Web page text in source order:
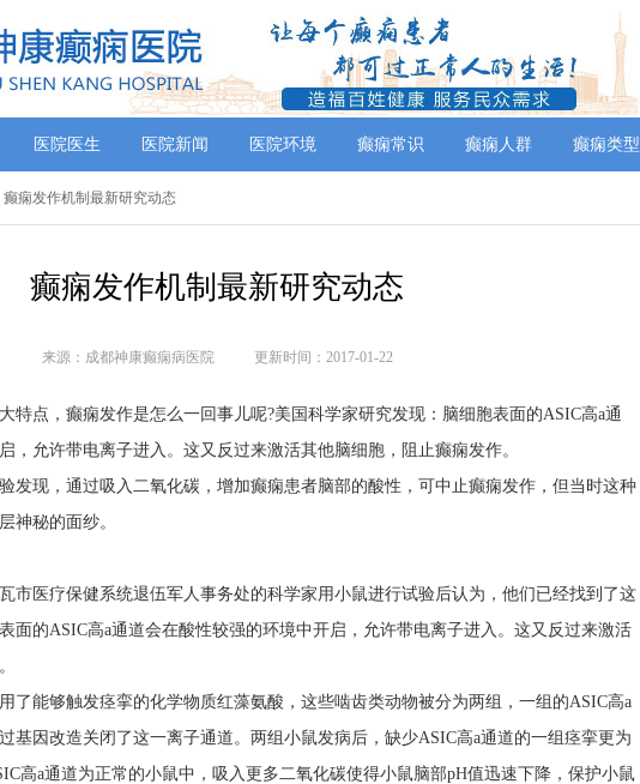
医院医生 医院新闻 医院环境 癫痫常识 癫痫人群 癫痫类型
痫发作机制最新研究动态
癫痫发作机制最新研究动态
来源：成都神康癫痫病医院 更新时间：2017-01-22
特点，癫痫发作是怎么一回事儿呢?美国科学家研究发现：脑细胞表面的ASIC高a通
，允许带电离子进入。这又反过来激活其他脑细胞，阻止癫痫发作。
发现，通过吸入二氧化碳，增加癫痫患者脑部的酸性，可中止癫痫发作，但当时这种
神秘的面纱。
市医疗保健系统退伍军人事务处的科学家用小鼠进行试验后认为，他们已经找到了这
面的ASIC高a通道会在酸性较强的环境中开启，允许带电离子进入。这又反过来激活
了能够触发痉挛的化学物质红藻氨酸，这些啮齿类动物被分为两组，一组的ASIC高a
基因改造关闭了这一离子通道。两组小鼠发病后，缺少ASIC高a通道的一组痉挛更为
高a通道为正常的小鼠中，吸入更多二氧化碳使得小鼠脑部pH值迅速下降，保护小鼠